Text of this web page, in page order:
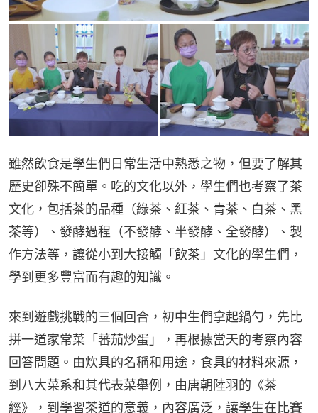
雖然飲食是學生們日常生活中熟悉之物，但要了解其
歷史卻殊不簡單。吃的文化以外，學生們也考察了茶
文化，包括茶的品種（綠茶、紅茶、青茶、白茶、黑
茶等）、發酵過程（不發酵、半發酵、全發酵）、製
作方法等，讓從小到大接觸「飲茶」文化的學生們，
學到更多豐富而有趣的知識。
來到遊戲挑戰的三個回合，初中生們拿起鍋勺，先比
拼一道家常菜「蕃茄炒蛋」，再根據當天的考察內容
回答問題。由炊具的名稱和用途，食具的材料來源，
到八大菜系和其代表菜舉例，由唐朝陸羽的《茶
經》，到學習茶道的意義，內容廣泛，讓學生在比賽